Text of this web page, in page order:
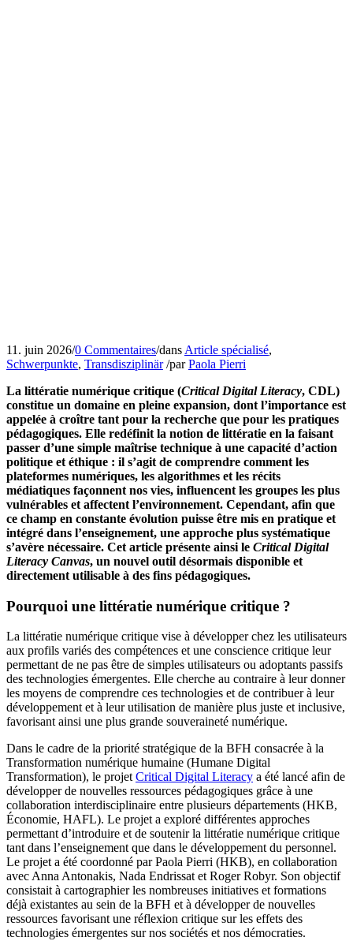
11. juin 2026/0 Commentaires/dans Article spécialisé,
Schwerpunkte, Transdisziplinär /parPaola Pierri
La littératie numérique critique (Critical Digital Literacy, CDL)
constitue un domaine en pleine expansion, dont l’importance est
appelée à croître tant pour la recherche que pour les pratiques
pédagogiques. Elle redéfinit la notion de littératie en la faisant
passer d’une simple maîtrise technique à une capacité d’action
politique et éthique : il s’agit de comprendre comment les
plateformes numériques, les algorithmes et les récits
médiatiques façonnent nos vies, influencent les groupes les plus
vulnérables et affectent l’environnement. Cependant, afin que
ce champ en constante évolution puisse être mis en pratique et
intégré dans l’enseignement, une approche plus systématique
s’avère nécessaire. Cet article présente ainsi le Critical Digital
Literacy Canvas, un nouvel outil désormais disponible et
directement utilisable à des fins pédagogiques.
Pourquoi une littératie numérique critique ?
La littératie numérique critique vise à développer chez les utilisateurs
aux profils variés des compétences et une conscience critique leur
permettant de ne pas être de simples utilisateurs ou adoptants passifs
des technologies émergentes. Elle cherche au contraire à leur donner
les moyens de comprendre ces technologies et de contribuer à leur
développement et à leur utilisation de manière plus juste et inclusive,
favorisant ainsi une plus grande souveraineté numérique.
Dans le cadre de la priorité stratégique de la BFH consacrée à la
Transformation numérique humaine (Humane Digital
Transformation), le projetCritical Digital Literacy a été lancé afin de
développer de nouvelles ressources pédagogiques grâce à une
collaboration interdisciplinaire entre plusieurs départements (HKB,
Économie, HAFL). Le projet a exploré différentes approches
permettant d’introduire et de soutenir la littératie numérique critique
tant dans l’enseignement que dans le développement du personnel.
Le projet a été coordonné par Paola Pierri (HKB), en collaboration
avec Anna Antonakis, Nada Endrissat et Roger Robyr. Son objectif
consistait à cartographier les nombreuses initiatives et formations
déjà existantes au sein de la BFH et à développer de nouvelles
ressources favorisant une réflexion critique sur les effets des
technologies émergentes sur nos sociétés et nos démocraties.